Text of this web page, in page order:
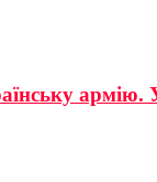
армію.